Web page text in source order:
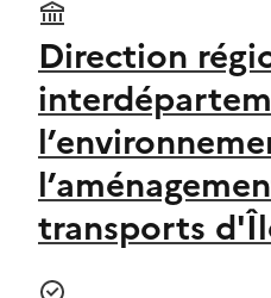
Direction
transports